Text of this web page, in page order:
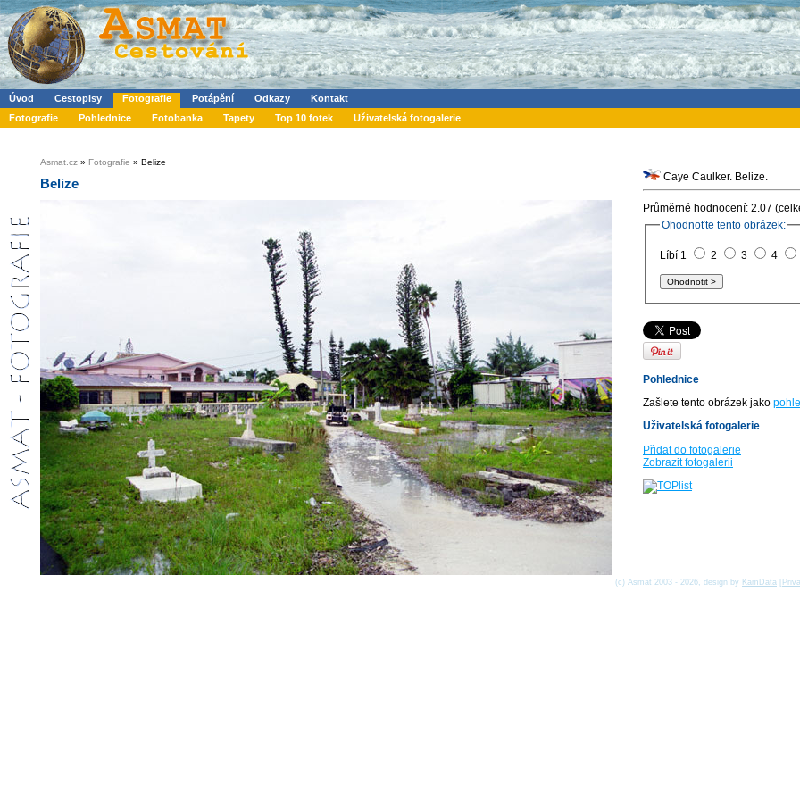
Úvod Cestopisy Fotografie Potápění Odkazy
Kontakt
Fotografie
Pohlednice Fotobanka Tapety Top 10 fotek Uživatelská fotogalerie
Asmat.cz » Fotografie » Belize
Belize Caye Caulker. Belize.
Průměrné hodnocení: 2.07
Ohodnoťte tento obrázek:
Líbí 1 2 3 4
Pohlednice
Zašlete tento obrázek jako
Uživatelská fotogalerie
Přidat do fotogalerie
Zobrazit fotogalerii
(c) Asmat 2003 - 2026, design by KamData